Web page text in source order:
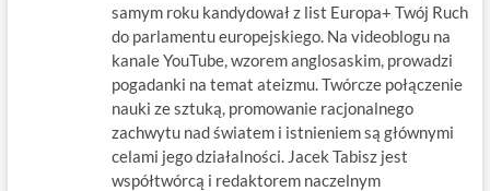
samym roku kandydował z list Europa+ Twój Ruch
do parlamentu europejskiego. Na videoblogu na
kanale YouTube, wzorem anglosaskim, prowadzi
pogadanki na temat ateizmu. Twórcze połączenie
nauki ze sztuką, promowanie racjonalnego
zachwytu nad światem i istnieniem są głównymi
celami jego działalności. Jacek Tabisz jest
współtwórcą i redaktorem naczelnym